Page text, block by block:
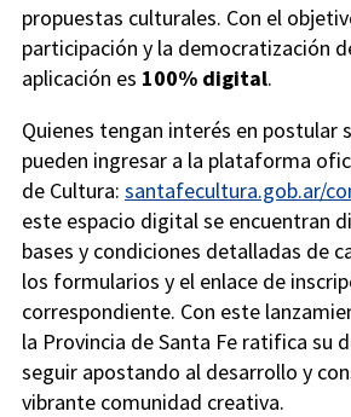
propuestas culturales. Con el
participación y la democratización
aplicación es 100% digital.
Quienes tengan interés en postular
pueden ingresar a la plataforma
de Cultura: santafecultura.gob.ar/
este espacio digital se encuentran
bases y condiciones detalladas de
los formularios y el enlace de
correspondiente. Con este
la Provincia de Santa Fe ratifica su
seguir apostando al desarrollo y
vibrante comunidad creativa.